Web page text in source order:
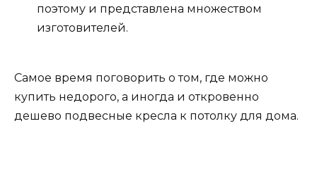
поэтому и представлена множеством
изготовителей.
Самое время поговорить о том, где можно
купить недорого, а иногда и откровенно
дешево подвесные кресла к потолку для дома.